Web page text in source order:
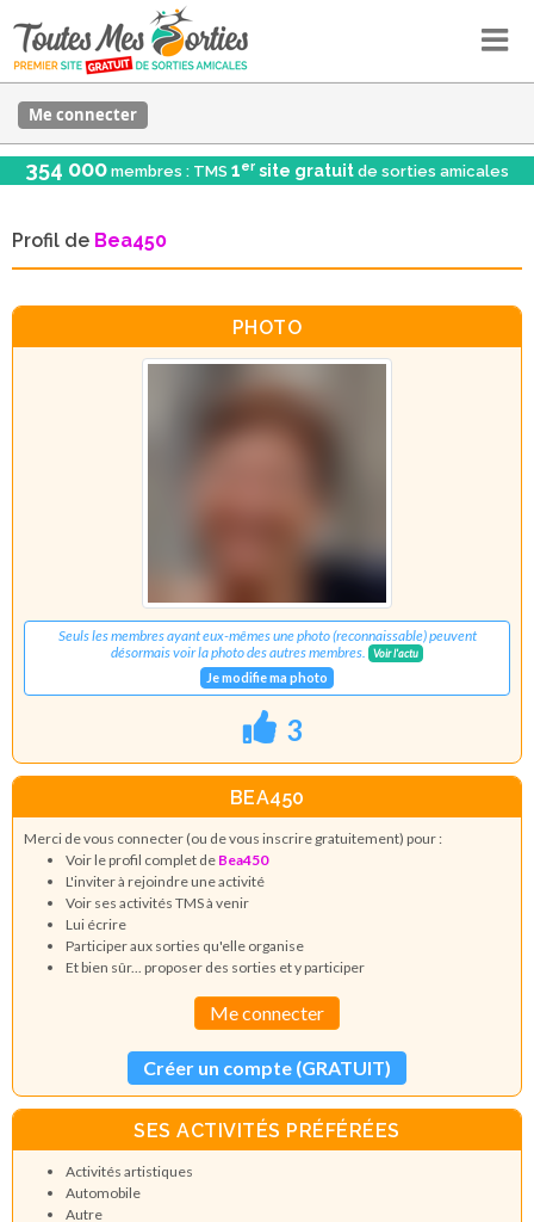
Me connecter
354 000 membres : TMS 1er site gratuit de sorties amicales
Profil de Bea450
PHOTO
Seuls les membres ayant eux-mêmes une photo (reconnaissable) peuvent
désormais voir la photo des autres membres.
Voir l'actu
Je modifie ma photo
3
BEA450
Merci de vous connecter (ou de vous inscrire gratuitement) pour :
Voir le profil complet de Bea450
L'inviter à rejoindre une activité
Voir ses activités TMS à venir
Lui écrire
Participer aux sorties qu'elle organise
Et bien sûr... proposer des sorties et y participer
Me connecter
Créer un compte (GRATUIT)
SES ACTIVITÉS PRÉFÉRÉES
Activités artistiques
Automobile
Autre